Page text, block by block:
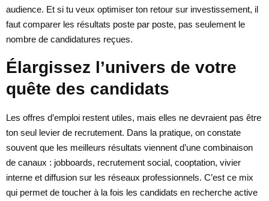
audience. Et si tu veux optimiser ton retour sur investissement, il
faut comparer les résultats poste par poste, pas seulement le
nombre de candidatures reçues.
Élargissez l’univers de votre
quête des candidats
Les offres d’emploi restent utiles, mais elles ne devraient pas être
ton seul levier de recrutement. Dans la pratique, on constate
souvent que les meilleurs résultats viennent d’une combinaison
de canaux : jobboards, recrutement social, cooptation, vivier
interne et diffusion sur les réseaux professionnels. C’est ce mix
qui permet de toucher à la fois les candidats en recherche active